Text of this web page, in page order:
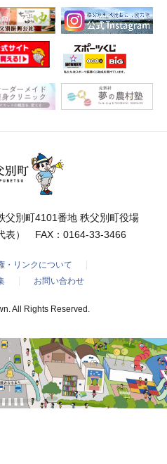
父別町4101番地 秩父別町役場
表） FAX：0164-33-3466
・リンクについて
お問い合わせ
All Rights Reserved.